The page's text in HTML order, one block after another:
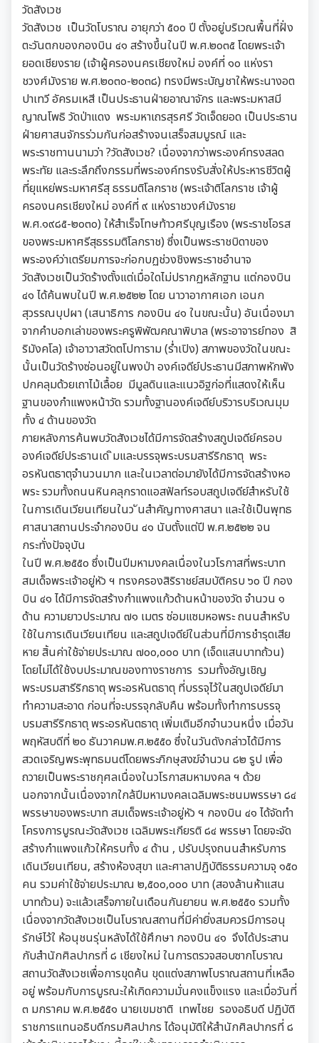
วัดสังเวช
วัดสังเวช เป็นวัดโบราณ อายุกว่า ๕๐๐ ปี ตั้งอยู่บริเวณพื้นที่ฝั่ง
ตะวันตกของกองบิน ๔๑ สร้างขึ้นในปี พ.ศ.๒๐๓๕ โดยพระเจ้า
ยอดเชียงราย (เจ้าผู้ครองนครเชียงใหม่ องค์ที่ ๑๐ แห่งรา
ชวงศ์มังราย พ.ศ.๒๐๓๐-๒๐๓๘) ทรงมีพระบัญชาให้พระนางอต
ปาเทวี อัครมเหสี เป็นประธานฝ่ายอาณาจักร และพระมหาสมี
ญาณโพธิ วัดป่าแดง พระมหาเถรสุรศรี วัดเจ็ดยอด เป็นประธาน
ฝ่ายศาสนจักรร่วมกันก่อสร้างจนเสร็จสมบูรณ์ และ
พระราชทานนามว่า ?วัดสังเวช? เนื่องจากว่าพระองค์ทรงสลด
พระทัย และระลึกถึงกรรมที่พระองค์ทรงรับสั่งให้ประหารชีวิตผู้
ที่ยุแหย่พระมหาศรีสุ ธรรมติโลกราช (พระเจ้าติโลกราช เจ้าผู้
ครองนครเชียงใหม่ องค์ที่ ๙ แห่งราชวงศ์มังราย
พ.ศ.๑๙๘๕-๒๐๓๐) ให้สำเร็จโทษท้าวศรีบุญเรือง (พระราชโอรส
ของพระมหาศรีสุธรรมติโลกราช) ซึ่งเป็นพระราชบิดาของ
พระองค์ว่าเตรียมการจะก่อกบฏช่วงชิงพระราชอำนาจ
วัดสังเวชเป็นวัดร้างตั้งแต่เมื่อใดไม่ปรากฏหลักฐาน แต่กองบิน
๔๑ ได้ค้นพบในปี พ.ศ.๒๕๒๒ โดย นาวาอากาศเอก เอนก
สุวรรณบุปผา (เสนาธิการ กองบิน ๔๑ ในขณะนั้น) อันเนื่องมา
จากคำบอกเล่าของพระครูพิพัฒคณาพิบาล (พระอาจารย์ทอง สิ
ริมังคโล) เจ้าอาวาสวัดตโปทาราม (ร่ำเปิง) สภาพของวัดในขณะ
นั้นเป็นวัดร้างซ่อนอยู่ในพงป่า องค์เจดีย์ประธานมีสภาพหักพัง
ปกคลุมด้วยเถาไม้เลื้อย มีมูลดินและแนวอิฐก่อที่แสดงให้เห็น
ฐานของกำแพงหน้าวัด รวมทั้งฐานองค์เจดีย์บริวารบริเวณมุม
ทั้ง ๔ ด้านของวัด
ภายหลังการค้นพบวัดสังเวชได้มีการจัดสร้างสถูปเจดีย์ครอบ
องค์เจดีย์ประธานเด ิมและบรรจุพระบรมสารีริกธาตุ พระ
อรหันตธาตุจำนวนมาก และในเวลาต่อมายังได้มีการจัดสร้างหอ
พระ รวมทั้งถนนหินคลุกราดแอสฟัลท์รอบสถูปเจดีย์สำหรับใช้
ในการเดินเวียนเทียนในว ันสำคัญทางศาสนา และใช้เป็นพุทธ
ศาสนาสถานประจำกองบิน ๔๑ นับตั้งแต่ปี พ.ศ.๒๕๒๒ จน
กระทั่งปัจจุบัน
ในปี พ.ศ.๒๕๕๐ ซึ่งเป็นปีมหามงคลเนื่องในวโรกาสที่พระบาท
สมเด็จพระเจ้าอยู่หัว ฯ ทรงครองสิริราชย์สมบัติครบ ๖๐ ปี กอง
บิน ๔๑ ได้มีการจัดสร้างกำแพงแก้วด้านหน้าของวัด จำนวน ๑
ด้าน ความยาวประมาณ ๗๑ เมตร ซ่อมแซมหอพระ ถนนสำหรับ
ใช้ในการเดินเวียนเทียน และสถูปเจดีย์ในส่วนที่มีการชำรุดเสีย
หาย สิ้นค่าใช้จ่ายประมาณ ๗๐๐,๐๐๐ บาท (เจ็ดแสนบาทถ้วน)
โดยไม่ได้ใช้งบประมาณของทางราชการ รวมทั้งอัญเชิญ
พระบรมสารีริกธาตุ พระอรหันตธาตุ ที่บรรจุไว้ในสถูปเจดีย์มา
ทำความสะอาด ก่อนที่จะบรรจุกลับคืน พร้อมทั้งทำการบรรจุ
บรมสารีริกธาตุ พระอรหันตธาตุ เพิ่มเติมอีกจำนวนหนึ่ง เมื่อวัน
พฤหัสบดีที่ ๒๐ ธันวาคมพ.ศ.๒๕๕๐ ซึ่งในวันดังกล่าวได้มีการ
สวดเจริญพระพุทธมนต์โดยพระภิกษุสงฆ์จำนวน ๘๒ รูป เพื่อ
ถวายเป็นพระราชกุศลเนื่องในวโรกาสมหามงคล ฯ ด้วย
นอกจากนั้นเนื่องจากใกล้ปีมหามงคลเฉลิมพระชนมพรรษา ๘๔
พรรษาของพระบาท สมเด็จพระเจ้าอยู่หัว ฯ กองบิน ๔๑ ได้จัดทำ
โครงการบูรณะวัดสังเวช เฉลิมพระเกียรติ ๘๔ พรรษา โดยจะจัด
สร้างกำแพงแก้วให้ครบทั้ง ๔ ด้าน , ปรับปรุงถนนสำหรับการ
เดินเวียนเทียน, สร้างห้องสุขา และศาลาปฏิบัติธรรมความจุ ๑๕๐
คน รวมค่าใช้จ่ายประมาณ ๒,๕๐๐,๐๐๐ บาท (สองล้านห้าแสน
บาทถ้วน) จะแล้วเสร็จภายในเดือนกันยายน พ.ศ.๒๕๕๑ รวมทั้ง
เนื่องจากวัดสังเวชเป็นโบราณสถานที่มีค่ายิ่งสมควรมีการอนุ
รักษ์ไว้ใ ห้อนุชนรุ่นหลังได้ใช้ศึกษา กองบิน ๔๑ จึงได้ประสาน
กับสำนักศิลปากรที่ ๘ เชียงใหม่ ในการตรวจสอบซากโบราณ
สถานวัดสังเวชเพื่อการขุดค้น ขุดแต่งสภาพโบราณสถานที่เหลือ
อยู่ พร้อมกับการบูรณะให้เกิดความมั่นคงแข็งแรง และเมื่อวันที่
๓ มกราคม พ.ศ.๒๕๕๑ นายเขมชาติ เทพไชย รองอธิบดี ปฏิบัติ
ราชการแทนอธิบดีกรมศิลปากร ได้อนุมัติให้สำนักศิลปากรที่ ๘